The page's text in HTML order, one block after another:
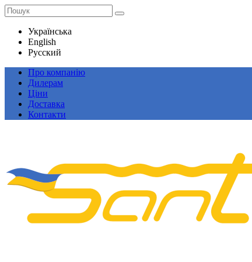
Українська
English
Русский
Про компанію
Дилерам
Ціни
Доставка
Контакти